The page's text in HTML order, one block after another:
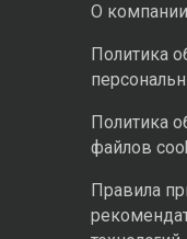
О компании
Политика
Политика
файлов
Правила